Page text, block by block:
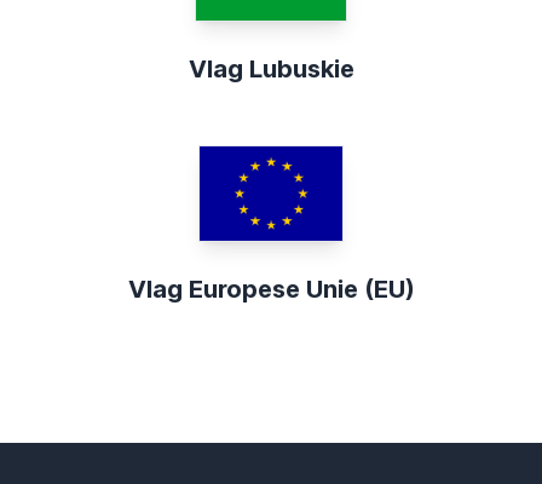
Vlag Lubuskie
Vlag Europese Unie (EU)